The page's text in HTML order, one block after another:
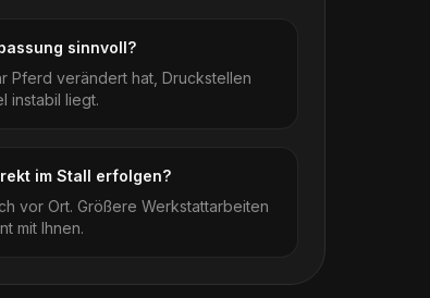
sinnvoll?
Pferd verändert hat, Druckstellen
instabil liegt.
im Stall erfolgen?
vor Ort. Größere Werkstattarbeiten
mit Ihnen.